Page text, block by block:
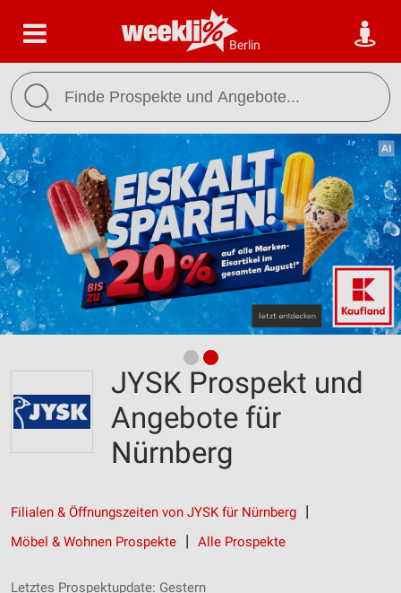
Berlin
JYSK Prospekt und
Angebote für
Nürnberg
Filialen & Öffnungszeiten von JYSK für Nürnberg
Möbel & Wohnen Prospekte
Alle Prospekte
Letztes Prospektupdate: Gestern